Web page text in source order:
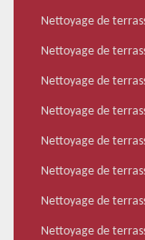
Nettoyage de
Nettoyage de
Nettoyage de
Nettoyage de
Nettoyage de
Nettoyage de
Nettoyage de
Nettoyage de